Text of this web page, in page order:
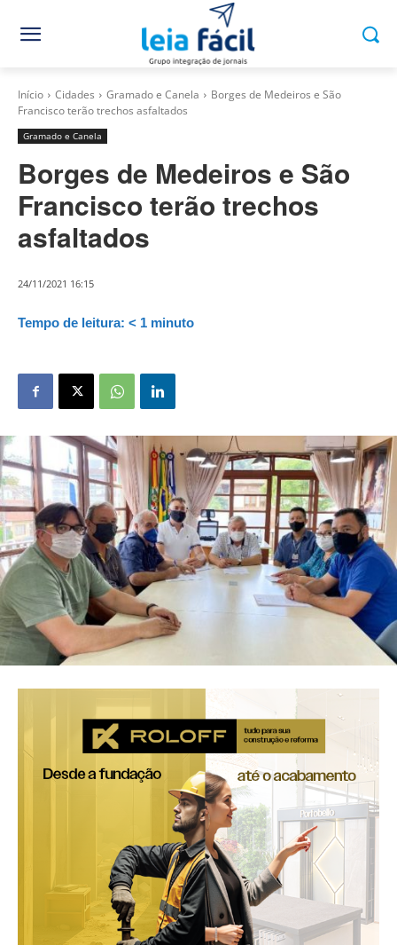
Início Cidades Gramado e Canela
Borges de Medeiros e São
Francisco terão trechos asfaltados
Gramado e Canela
Borges de Medeiros e São
Francisco terão trechos
asfaltados
24/11/2021 16:15
Tempo de leitura: < 1 minuto